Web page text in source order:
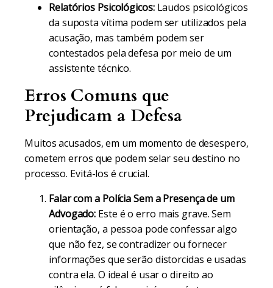
Relatórios Psicológicos:Laudos psicológicos
da suposta vítima podem ser utilizados pela
acusação, mas também podem ser
contestados pela defesa por meio de um
assistente técnico.
Erros Comuns que
Prejudicam a Defesa
Muitos acusados, em um momento de desespero,
cometem erros que podem selar seu destino no
processo. Evitá-los é crucial.
Falar com a Polícia Sem a Presença de um
Advogado: Este é o erro mais grave. Sem
orientação, a pessoa pode confessar algo
que não fez, se contradizer ou fornecer
informações que serão distorcidas e usadas
contra ela. O ideal é usar o direito ao